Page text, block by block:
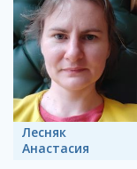
Лесняк
Анастасия